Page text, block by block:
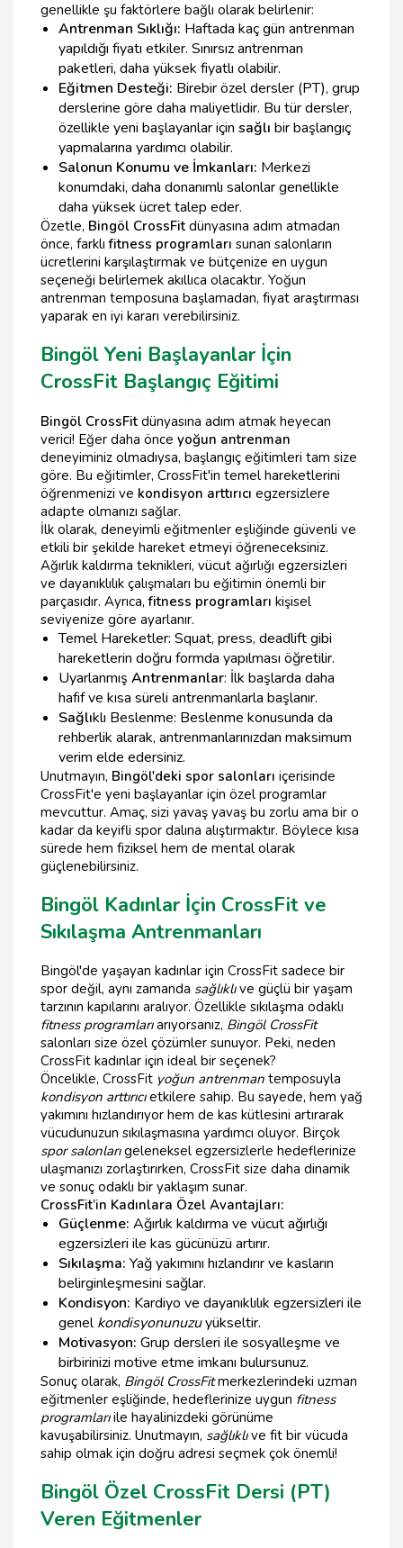
genellikle şu faktörlere bağlı olarak belirlenir:
Antrenman Sıklığı: Haftada kaç gün antrenman
yapıldığı fiyatı etkiler. Sınırsız antrenman
paketleri, daha yüksek fiyatlı olabilir.
Eğitmen Desteği: Birebir özel dersler (PT), grup
derslerine göre daha maliyetlidir. Bu tür dersler,
özellikle yeni başlayanlar için sağlı bir başlangıç
yapmalarına yardımcı olabilir.
Salonun Konumu ve İmkanları: Merkezi
konumdaki, daha donanımlı salonlar genellikle
daha yüksek ücret talep eder.
Özetle, Bingöl CrossFit dünyasına adım atmadan
önce, farklıfitness programları sunan salonların
ücretlerini karşılaştırmak ve bütçenize en uygun
seçeneği belirlemek akıllıca olacaktır. Yoğun
antrenman temposuna başlamadan, fiyat araştırması
yaparak en iyi kararı verebilirsiniz.
Bingöl Yeni Başlayanlar İçin
CrossFit Başlangıç Eğitimi
Bingöl CrossFit dünyasına adım atmak heyecan
verici! Eğer daha önce yoğun antrenman
deneyiminiz olmadıysa, başlangıç eğitimleri tam size
göre. Bu eğitimler, CrossFit'in temel hareketlerini
öğrenmenizi ve kondisyon arttırıcı egzersizlere
adapte olmanızı sağlar.
İlk olarak, deneyimli eğitmenler eşliğinde güvenli ve
etkili bir şekilde hareket etmeyi öğreneceksiniz.
Ağırlık kaldırma teknikleri, vücut ağırlığı egzersizleri
ve dayanıklılık çalışmaları bu eğitimin önemli bir
parçasıdır. Ayrıca,fitness programları kişisel
seviyenize göre ayarlanır.
Temel Hareketler: Squat, press, deadlift gibi
hareketlerin doğru formda yapılması öğretilir.
Uyarlanmış Antrenmanlar: İlk başlarda daha
hafif ve kısa süreli antrenmanlarla başlanır.
Sağlıklı Beslenme: Beslenme konusunda da
rehberlik alarak, antrenmanlarınızdan maksimum
verim elde edersiniz.
Unutmayın, Bingöl'deki spor salonları içerisinde
CrossFit'e yeni başlayanlar için özel programlar
mevcuttur. Amaç, sizi yavaş yavaş bu zorlu ama bir o
kadar da keyifli spor dalına alıştırmaktır. Böylece kısa
sürede hem fiziksel hem de mental olarak
güçlenebilirsiniz.
Bingöl Kadınlar İçin CrossFit ve
Sıkılaşma Antrenmanları
Bingöl'de yaşayan kadınlar için CrossFit sadece bir
spor değil, aynı zamanda sağlıklıve güçlü bir yaşam
tarzının kapılarını aralıyor. Özellikle sıkılaşma odaklı
fitness programlarıarıyorsanız, Bingöl CrossFit
salonları size özel çözümler sunuyor. Peki, neden
CrossFit kadınlar için ideal bir seçenek?
Öncelikle, CrossFit yoğun antrenman temposuyla
kondisyon arttırıcıetkilere sahip. Bu sayede, hem yağ
yakımını hızlandırıyor hem de kas kütlesini artırarak
vücudunuzun sıkılaşmasına yardımcı oluyor. Birçok
spor salonlarıgeleneksel egzersizlerle hedeflerinize
ulaşmanızı zorlaştırırken, CrossFit size daha dinamik
ve sonuç odaklı bir yaklaşım sunar.
CrossFit’in Kadınlara Özel Avantajları:
Güçlenme: Ağırlık kaldırma ve vücut ağırlığı
egzersizleri ile kas gücünüzü artırır.
Sıkılaşma: Yağ yakımını hızlandırır ve kasların
belirginleşmesini sağlar.
Kondisyon: Kardiyo ve dayanıklılık egzersizleri ile
genelkondisyonunuzuyükseltir.
Motivasyon: Grup dersleri ile sosyalleşme ve
birbirinizi motive etme imkanı bulursunuz.
Sonuç olarak, Bingöl CrossFitmerkezlerindeki uzman
eğitmenler eşliğinde, hedeflerinize uygun fitness
programlarıile hayalinizdeki görünüme
kavuşabilirsiniz. Unutmayın, sağlıklıve fit bir vücuda
sahip olmak için doğru adresi seçmek çok önemli!
Bingöl Özel CrossFit Dersi (PT)
Veren Eğitmenler